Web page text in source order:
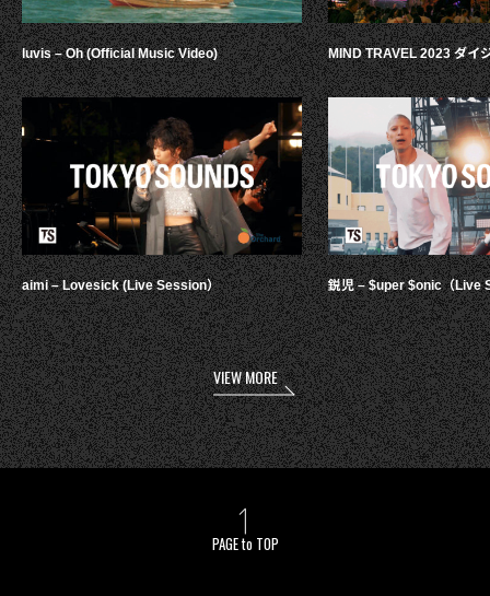
luvis – Oh (Official Music Video)
aimi – Lovesick (Live Session）
MIND TRAVEL 2023 ダイ
鋭児 – $uper $onic（Live
VIEW MORE
PAGE to TOP